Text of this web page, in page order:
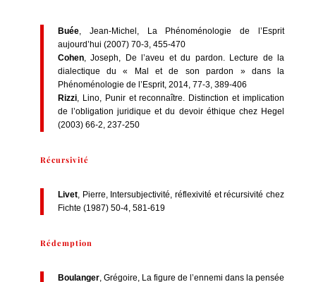
Buée, Jean-Michel, La Phénoménologie de l’Esprit
aujourd’hui (2007) 70-3, 455-470
Cohen, Joseph, De l’aveu et du pardon. Lecture de la
dialectique du « Mal et de son pardon » dans la
Phénoménologie de l’Esprit, 2014, 77-3, 389-406
Rizzi, Lino, Punir et reconnaître. Distinction et implication
de l’obligation juridique et du devoir éthique chez Hegel
(2003) 66-2, 237-250
Récursivité
Livet, Pierre, Intersubjectivité, réflexivité et récursivité chez
Fichte (1987) 50-4, 581-619
Rédemption
Boulanger, Grégoire, La figure de l’ennemi dans la pensée